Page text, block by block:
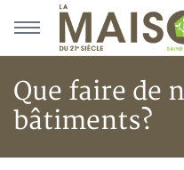
Aller au menu principal
Aller au contenu principal
Que faire de
bâtiments?